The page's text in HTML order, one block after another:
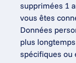
supprimées 1
vous êtes
Données
plus
spécifiques ou